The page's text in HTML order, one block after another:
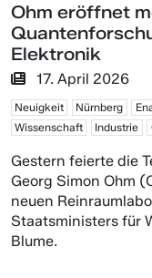
Ohm eröffnet
Elektronik
17. April 2026
Neuigkeit Nürnberg
Wissenschaft
Industrie
Gestern feierte die
Georg Simon Ohm
neuen
Staatsministers für
Blume.